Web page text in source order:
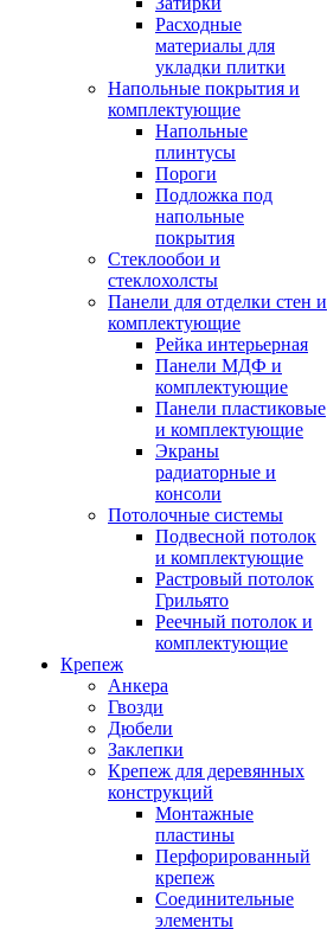
Расходные
материалы для
укладки плитки
Напольные покрытия и
комплектующие
Напольные
плинтусы
Пороги
Подложка под
напольные
покрытия
Стеклообои и
стеклохолсты
Панели для отделки стен и
комплектующие
Рейка интерьерная
Панели МДФ и
комплектующие
Панели пластиковые
и комплектующие
Экраны
радиаторные и
консоли
Потолочные системы
Подвесной потолок
и комплектующие
Растровый потолок
Грильято
Реечный потолок и
комплектующие
Крепеж
Анкера
Гвозди
Дюбели
Заклепки
Крепеж для деревянных
конструкций
Монтажные
пластины
Перфорированный
крепеж
Соединительные
элементы